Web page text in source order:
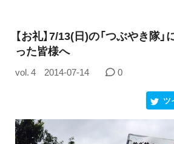
【お礼】7/13(日)の「つぶやき隊
った皆様へ
vol. 4 2014-07-14 0
ツ